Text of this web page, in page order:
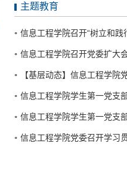
主题教育
信息工程学院召开“树立和
信息工程学院召开党委扩大
【基层动态】信息工程学院
信息工程学院学生第一党支
信息工程学院学生第一党支
信息工程学院党委召开学习